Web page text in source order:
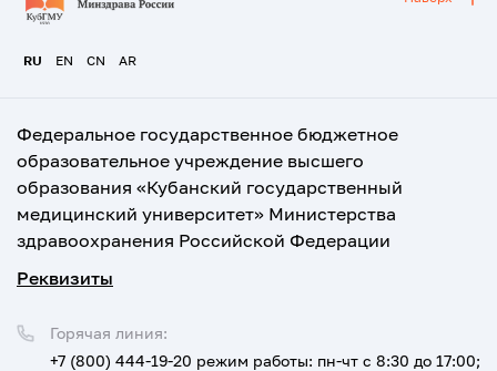
RU EN CN AR
Федеральное государственное бюджетное
образовательное учреждение высшего
образования «Кубанский государственный
медицинский университет» Министерства
здравоохранения Российской Федерации
Реквизиты
Горячая линия:
+7 (800) 444-19-20 режим работы: пн-чт с 8:30 до 17:00;